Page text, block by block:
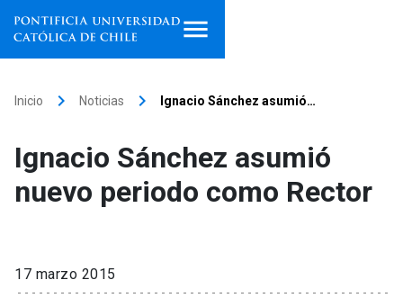
Facultades, escuelas e
institutos
Internacionalización
Inicio keyboard_arrow_right Noticias keyboard_arrow_right Ignacio Sánchez asumió…
Ignacio Sánchez asumió
nuevo periodo como Rector
17 marzo 2015